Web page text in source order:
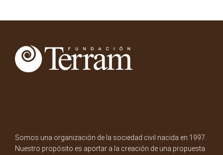
Somos una organización de la sociedad civil nacida en 1997.
Nuestro propósito es aportar a la creación de una propuesta